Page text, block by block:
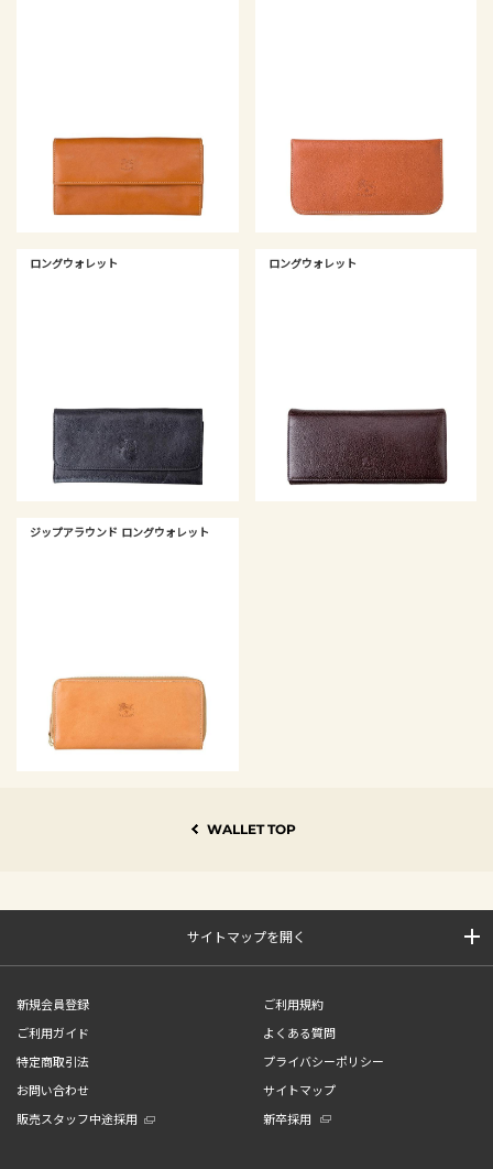
ロングウォレット ロングウォレット
ジップアラウンド ロングウォレット
WALLET TOP
サイトマップを開く
新規会員登録
ご利用規約
ご利用ガイド
よくある質問
特定商取引法
プライバシーポリシー
お問い合わせ
サイトマップ
販売スタッフ中途採用
新卒採用